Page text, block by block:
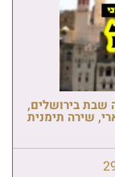
שבת בירושלים,
שירה תימנית